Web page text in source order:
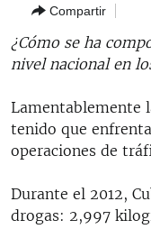
navegación
principal
búsqueda
INFORME DEL
SOBRE CUBA
MUNDO
DEPORTES
OPINIÓN GRÁFICA
AUDIOVISUALES MARTÍ
ESPECIALES
Compartir
¿Cómo se ha
nivel nacional en
Lamentablemente
tenido que
operaciones de
Durante el 2012,
drogas: 2,997